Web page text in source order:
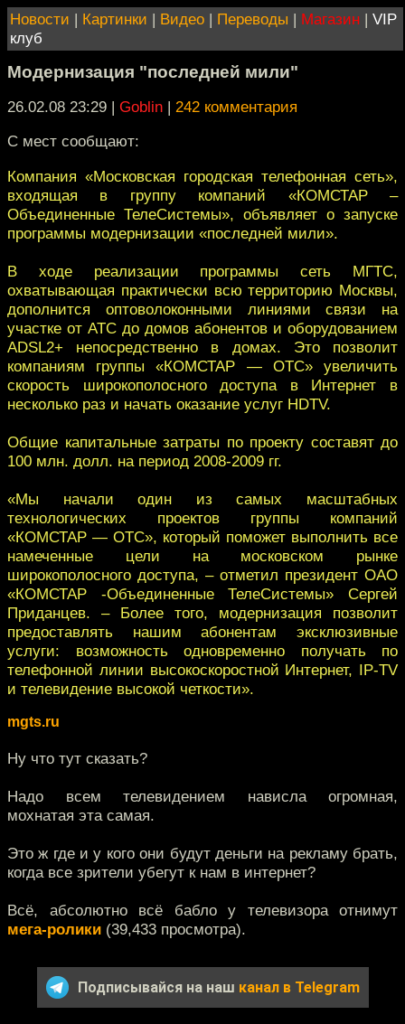
Новости | Картинки | Видео | Переводы | Магазин | VIP
клуб
Модернизация "последней мили"
26.02.08 23:29 | Goblin | 242 комментария
С мест сообщают:
Компания «Московская городская телефонная сеть»,
входящая в группу компаний «КОМСТАР –
Объединенные ТелеСистемы», объявляет о запуске
программы модернизации «последней мили».
В ходе реализации программы сеть МГТС,
охватывающая практически всю территорию Москвы,
дополнится оптоволоконными линиями связи на
участке от АТС до домов абонентов и оборудованием
ADSL2+ непосредственно в домах. Это позволит
компаниям группы «КОМСТАР — ОТС» увеличить
скорость широкополосного доступа в Интернет в
несколько раз и начать оказание услуг HDTV.
Общие капитальные затраты по проекту составят до
100 млн. долл. на период 2008-2009 гг.
«Мы начали один из самых масштабных
технологических проектов группы компаний
«КОМСТАР — ОТС», который поможет выполнить все
намеченные цели на московском рынке
широкополосного доступа, – отметил президент ОАО
«КОМСТАР -Объединенные ТелеСистемы» Сергей
Приданцев. – Более того, модернизация позволит
предоставлять нашим абонентам эксклюзивные
услуги: возможность одновременно получать по
телефонной линии высокоскоростной Интернет, IP-TV
и телевидение высокой четкости».
mgts.ru
Ну что тут сказать?
Надо всем телевидением нависла огромная,
мохнатая эта самая.
Это ж где и у кого они будут деньги на рекламу брать,
когда все зрители убегут к нам в интернет?
Всё, абсолютно всё бабло у телевизора отнимут
мега-ролики (39,433 просмотрa).
Подписывайся на наш канал в Telegram